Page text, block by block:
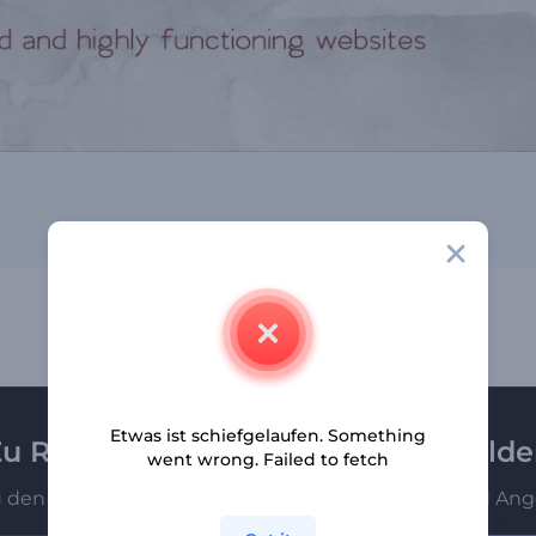
Renderforest-Newsletter
den Ersten, die unsere neuesten Nachrichten und
Etwas ist schiefgelaufen. Something
went wrong. Failed to fetch